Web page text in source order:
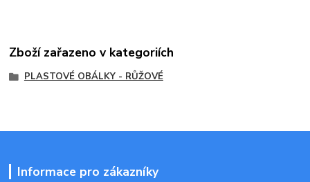
Zboží zařazeno v kategoriích
PLASTOVÉ OBÁLKY - RŮŽOVÉ
Informace pro zákazníky